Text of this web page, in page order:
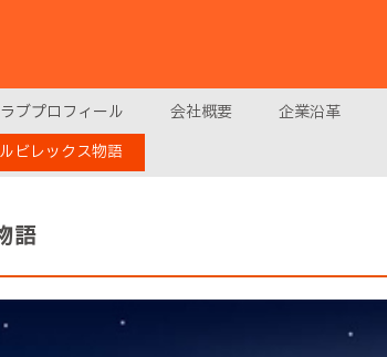
ブプロフィール 会社概要 企業沿革
ビレックス物語
語